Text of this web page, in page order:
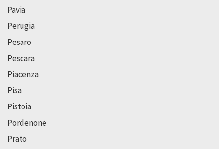
Pavia
Perugia
Pesaro
Pescara
Piacenza
Pisa
Pistoia
Pordenone
Prato